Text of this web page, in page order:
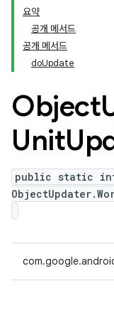
요약
공개 메서드
공개 메서드
doUpdate
Object
Unit
public static